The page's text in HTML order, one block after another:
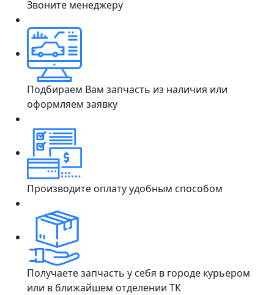
Звоните менеджеру
Подбираем Вам запчасть из наличия или
оформляем заявку
Производите оплату удобным способом
Получаете запчасть у себя в городе курьером
или в ближайшем отделении ТК